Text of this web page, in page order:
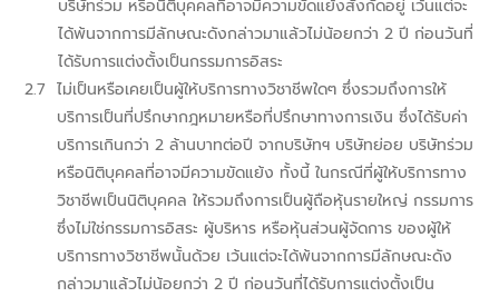
บริษัทร่วม หรือนิติบุคคลที่อาจมีความขัดแย้งสังกัดอยู่ เว้นแต่จะ
ได้พ้นจากการมีลักษณะดังกล่าวมาแล้วไม่น้อยกว่า 2 ปี ก่อนวันที่
ได้รับการแต่งตั้งเป็นกรรมการอิสระ
ไม่เป็นหรือเคยเป็นผู้ให้บริการทางวิชาชีพใดๆ ซึ่งรวมถึงการให้
บริการเป็นที่ปรึกษากฎหมายหรือที่ปรึกษาทางการเงิน ซึ่งได้รับค่า
บริการเกินกว่า 2 ล้านบาทต่อปี จากบริษัทฯ บริษัทย่อย บริษัทร่วม
หรือนิติบุคคลที่อาจมีความขัดแย้ง ทั้งนี้ ในกรณีที่ผู้ให้บริการทาง
วิชาชีพเป็นนิติบุคคล ให้รวมถึงการเป็นผู้ถือหุ้นรายใหญ่ กรรมการ
ซึ่งไม่ใช่กรรมการอิสระ ผู้บริหาร หรือหุ้นส่วนผู้จัดการ ของผู้ให้
บริการทางวิชาชีพนั้นด้วย เว้นแต่จะได้พ้นจากการมีลักษณะดัง
กล่าวมาแล้วไม่น้อยกว่า 2 ปี ก่อนวันที่ได้รับการแต่งตั้งเป็น